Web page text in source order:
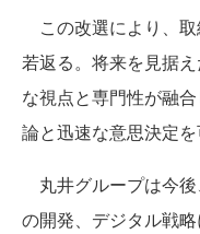
この改選により、
若返る。将来を見据
な視点と専門性が融
論と迅速な意思決定を
丸井グループは今
の開発、デジタル戦